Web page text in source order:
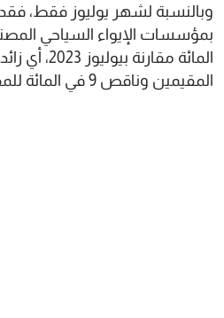
وبالنسبة لشهر يوليوز فقط،
المقيمين وناقص 9 في المائة للمقيمين.